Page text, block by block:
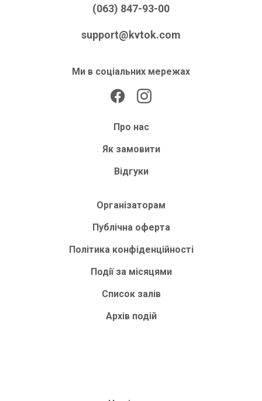
(063) 847-93-00
support@kvtok.com
Ми в соціальних мережах
Про нас
Як замовити
Відгуки
Організаторам
Публічна оферта
Політика конфіденційності
Події за місяцями
Список залів
Архів подій